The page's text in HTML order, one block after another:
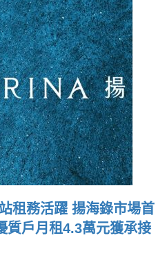
租務活躍 揚海錄市場首
質戶月租4.3萬元獲承接